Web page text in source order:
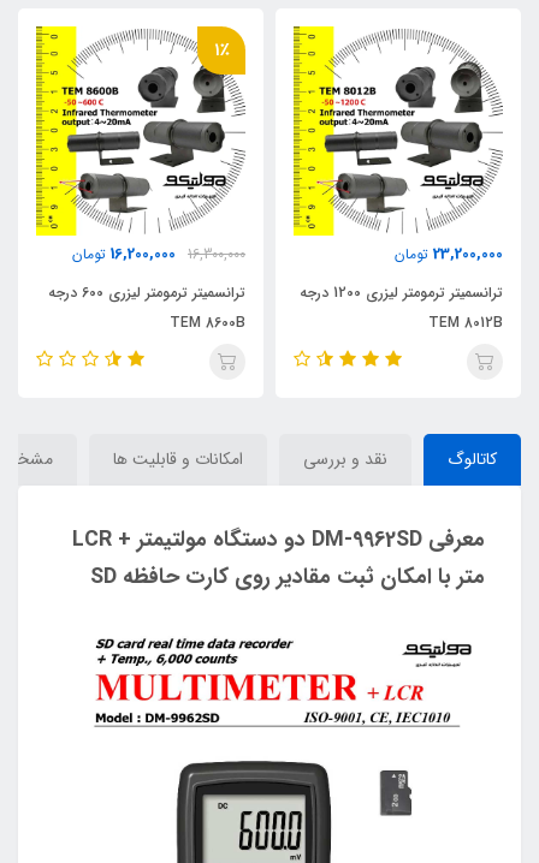
23,200,000 تومان
ترانسمیتر ترمومتر لیزری 1200 درجه
TEM 8012B
1٪
16,300,000
16,200,000 تومان
ترانسمیتر ترمومتر لیزری 600 درجه
TEM 8600B
کاتالوگ نقد و بررسی امکانات و قابلیت ها
معرفی DM-9962SD دو دستگاه مولتیمتر + LCR
متر با امکان ثبت مقادیر روی کارت حافظه SD